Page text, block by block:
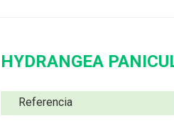
HYDRANGEA
Referencia